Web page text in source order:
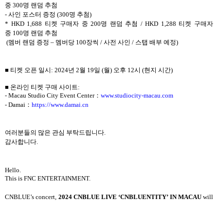
중 300명 랜덤 추첨
- 사인 포스터 증정 (300명 추첨)
* HKD 1,688 티켓 구매자 중 200명 랜덤 추첨 / HKD 1,288 티켓 구매자
중 100명 랜덤 추첨
(멤버 랜덤 증정 – 멤버당 100장씩 / 사전 사인 / 스탭 배부 예정)
■ 티켓 오픈 일시 : 2024년 2월 19일 (월) 오후 12시 (현지 시간)
■ 온라인 티켓 구매 사이트 :
- Macau Studio City Event Center： www.studiocity-macau.com
- Damai ： https://www.damai.cn
여러분들의 많은 관심 부탁드립니다
감사합니다
Hello.
This is FNC ENTERTAINMENT.
CNBLUE’s concert, 2024 CNBLUE LIVE ‘CNBLUENTITY’ IN MACAUwill